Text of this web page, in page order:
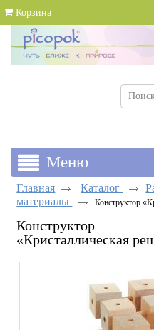
Корзина
Главная Каталог
материалы
Конструктор
Конструктор
«Кристаллическая